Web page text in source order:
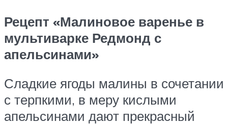
Рецепт «Малиновое варенье в
мультиварке Редмонд с
апельсинами»
Сладкие ягоды малины в сочетании
с терпкими, в меру кислыми
апельсинами дают прекрасный